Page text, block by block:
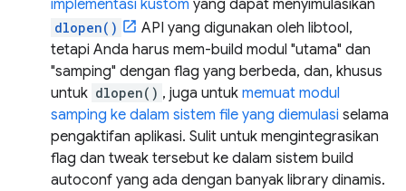
implementasi kustom yang dapat menyimulasikan
dlopen()
API yang digunakan oleh libtool,
tetapi Anda harus mem-build modul "utama" dan
"samping" dengan flag yang berbeda, dan, khusus
untuk dlopen() , juga untuk memuat modul
samping ke dalam sistem file yang diemulasi selama
pengaktifan aplikasi. Sulit untuk mengintegrasikan
flag dan tweak tersebut ke dalam sistem build
autoconf yang ada dengan banyak library dinamis.